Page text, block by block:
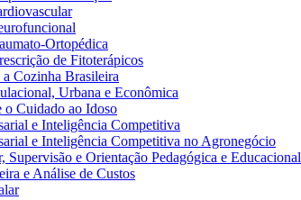
Ortopédica
de Fitoterápicos
Cozinha Brasileira
Urbana e Econômica
o Cuidado ao Idoso
e Inteligência Competitiva
e Inteligência Competitiva no Agronegócio
e Orientação Pedagógica e Educacional
e Análise de Custos